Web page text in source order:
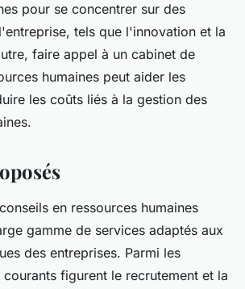
pour se concentrer sur des
tels que l'innovation et la
faire appel à un cabinet de
humaines peut aider les
les coûts liés à la gestion des
en ressources humaines
gamme de services adaptés aux
des entreprises. Parmi les
figurent le recrutement et la